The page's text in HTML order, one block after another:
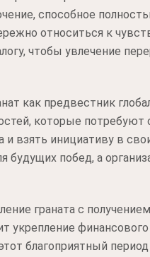
способное
относиться к
чтобы увлечение
как предвестник
которые
и взять инициативу в
будущих побед, а
граната с
укрепление
благоприятный